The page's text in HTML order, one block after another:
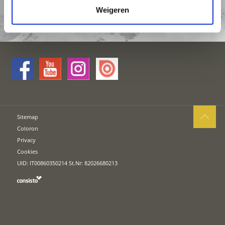
Weigeren
Sitemap
Coloron
Privacy
Cookies
UID: IT00860350214 St.Nr: 82026680213